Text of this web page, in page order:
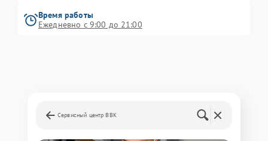
Время работы
Ежедневно с 9:00 до 21:00
Сервисный центр BBK